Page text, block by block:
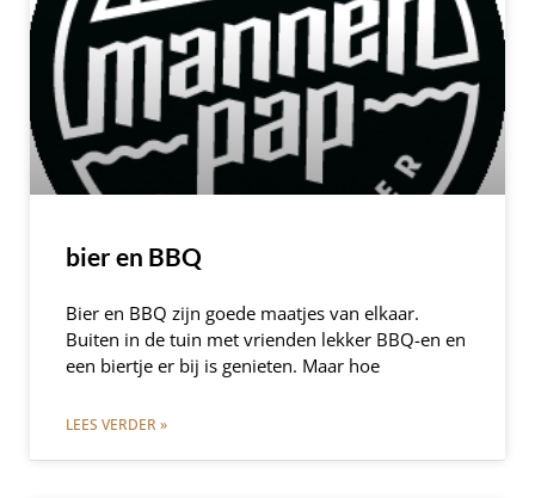
bier en BBQ
Bier en BBQ zijn goede maatjes van elkaar.
Buiten in de tuin met vrienden lekker BBQ-en en
een biertje er bij is genieten. Maar hoe
LEES VERDER »